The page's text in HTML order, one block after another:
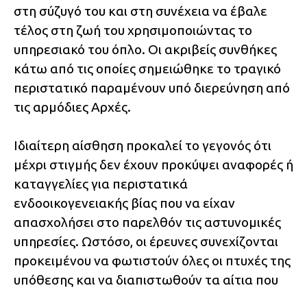
στη σύζυγό του και στη συνέχεια να έβαλε
τέλος στη ζωή του χρησιμοποιώντας το
υπηρεσιακό του όπλο. Οι ακριβείς συνθήκες
κάτω από τις οποίες σημειώθηκε το τραγικό
περιστατικό παραμένουν υπό διερεύνηση από
τις αρμόδιες Αρχές.
Ιδιαίτερη αίσθηση προκαλεί το γεγονός ότι
μέχρι στιγμής δεν έχουν προκύψει αναφορές ή
καταγγελίες για περιστατικά
ενδοοικογενειακής βίας που να είχαν
απασχολήσει στο παρελθόν τις αστυνομικές
υπηρεσίες. Ωστόσο, οι έρευνες συνεχίζονται
προκειμένου να φωτιστούν όλες οι πτυχές της
υπόθεσης και να διαπιστωθούν τα αίτια που